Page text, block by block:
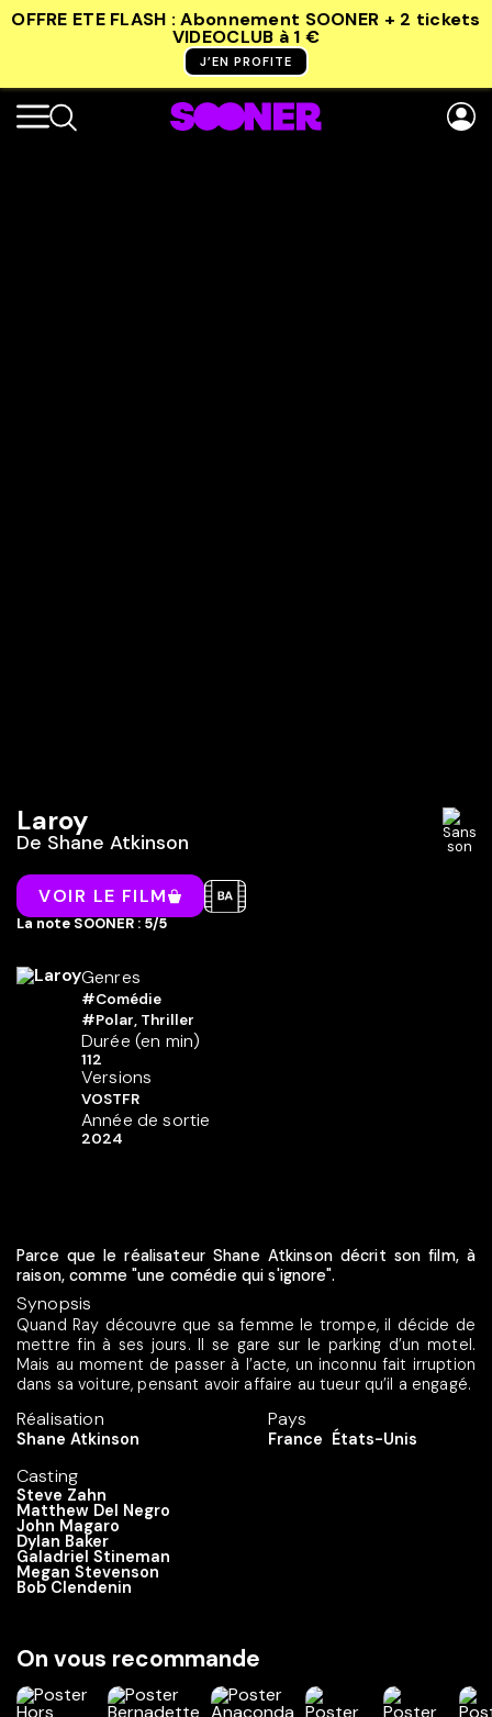
OFFRE ETE FLASH : Abonnement SOONER + 2 tickets
VIDEOCLUB à 1 €
J’EN PROFITE
Laroy
De Shane Atkinson
VOIR LE FILM
La note SOONER : 5/5
Genres
#Comédie
#Polar, Thriller
Durée (en min)
112
Versions
VOSTFR
Année de sortie
2024
Parce que le réalisateur Shane Atkinson décrit son film, à
raison, comme "une comédie qui s'ignore".
Synopsis
Quand Ray découvre que sa femme le trompe, il décide de
mettre fin à ses jours. Il se gare sur le parking d’un motel.
Mais au moment de passer à l’acte, un inconnu fait irruption
dans sa voiture, pensant avoir affaire au tueur qu’il a engagé.
Réalisation
Shane Atkinson
Casting
Steve Zahn
Matthew Del Negro
John Magaro
Dylan Baker
Galadriel Stineman
Megan Stevenson
Bob Clendenin
Pays
France États-Unis
On vous recommande